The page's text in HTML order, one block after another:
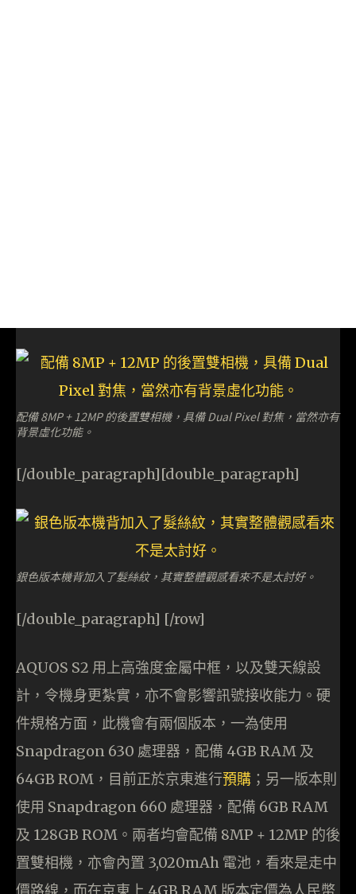
配備 8MP + 12MP 的後置雙相機，具備 Dual Pixel 對焦，當然亦有
背景虛化功能。
[/double_paragraph][double_paragraph]
銀色版本機背加入了髮絲紋，其實整體觀感看來不是太討好。
[/double_paragraph] [/row]
AQUOS S2 用上高強度金屬中框，以及雙天線設
計，令機身更紮實，亦不會影響訊號接收能力。硬
件規格方面，此機會有兩個版本，一為使用
Snapdragon 630 處理器，配備 4GB RAM 及
64GB ROM，目前正於京東進行預購 ；另一版本則
使用 Snapdragon 660 處理器，配備 6GB RAM
及 128GB ROM。兩者均會配備 8MP + 12MP 的後
置雙相機，亦會內置 3,020mAh 電池，看來是走中